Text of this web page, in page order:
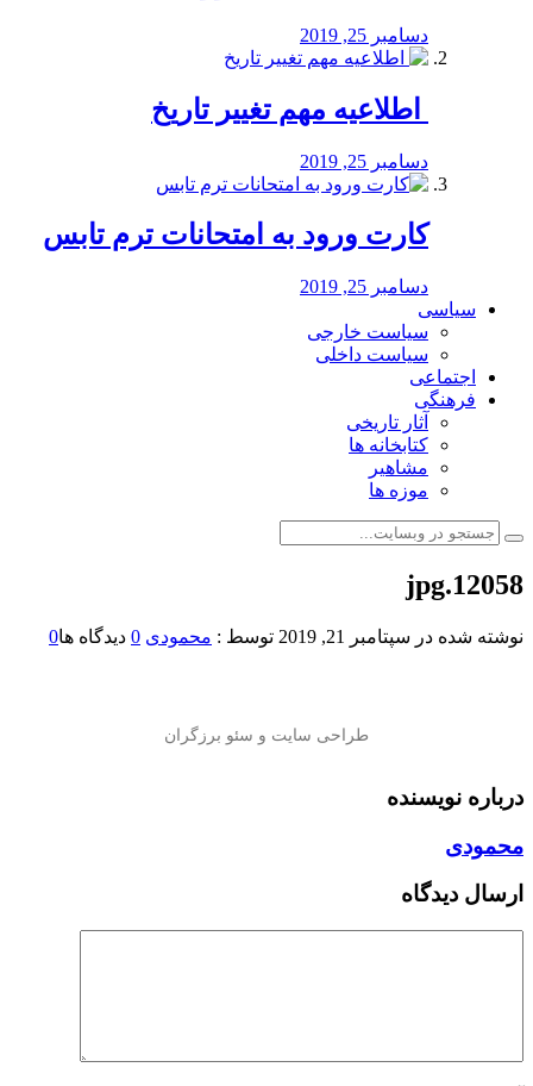
دسامبر 25, 2019
️ اطلاعیه مهم تغییر تاریخ
دسامبر 25, 2019
کارت ورود به امتحانات ترم تابس
دسامبر 25, 2019
سیاسی
سیاست خارجی
سیاست داخلی
اجتماعی
فرهنگی
آثار تاریخی
کتابخانه ها
مشاهیر
موزه ها
12058.jpg
نوشته شده در سپتامبر 21, 2019 توسط : محمودی 0 دیدگاه ها0
درباره نویسنده
محمودی
ارسال دیدگاه